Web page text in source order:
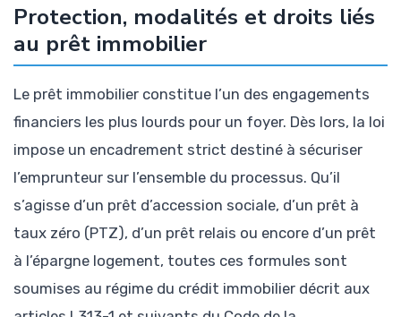
Protection, modalités et droits liés
au prêt immobilier
Le prêt immobilier constitue l’un des engagements
financiers les plus lourds pour un foyer. Dès lors, la loi
impose un encadrement strict destiné à sécuriser
l’emprunteur sur l’ensemble du processus. Qu’il
s’agisse d’un prêt d’accession sociale, d’un prêt à
taux zéro (PTZ), d’un prêt relais ou encore d’un prêt
à l’épargne logement, toutes ces formules sont
soumises au régime du crédit immobilier décrit aux